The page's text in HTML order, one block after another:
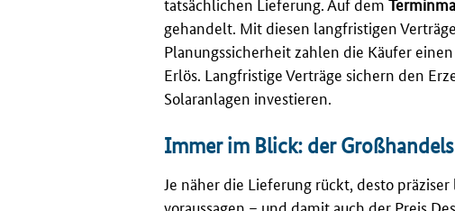
gehandelt. Mit diesen langfristigen
Planungssicherheit zahlen die Käufer
Erlös. Langfristige Verträge sichern den
Solaranlagen investieren.
Immer im Blick: der
Je näher die Lieferung rückt, desto
voraussagen – und damit auch der Preis